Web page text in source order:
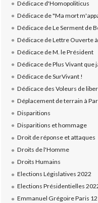
Dédicace d'Homopoliticus
Dédicace de "Ma mort
Dédicace de Le Serment de
Dédicace de Lettre Ouverte
Dédicace de M. le Président
Dédicace de Plus Vivant que
Dédicace de SurVivant !
Dédicace des Voleurs de
Déplacement de terrain à
Disparitions
Disparitions et hommage
Droit de réponse et attaques
Droits de l'Homme
Droits Humains
Elections Législatives 2022
Elections Présidentielles
Emmanuel Grégoire Paris 12